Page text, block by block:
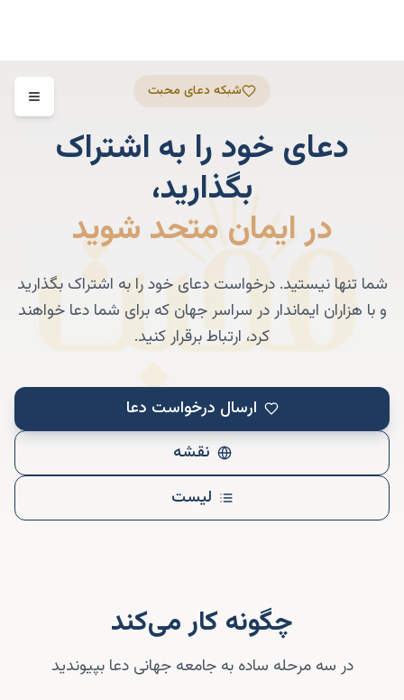
شبکه دعای محبت
دعای خود را به اشتراک
بگذارید،
در ایمان متحد شوید
شما تنها نیستید. درخواست دعای خود را به اشتراک بگذارید
و با هزاران ایماندار در سراسر جهان که برای شما دعا خواهند
کرد، ارتباط برقرار کنید.
ارسال درخواست دعا
نقشه
لیست
چگونه کار می‌کند
در سه مرحله ساده به جامعه جهانی دعا بپیوندید